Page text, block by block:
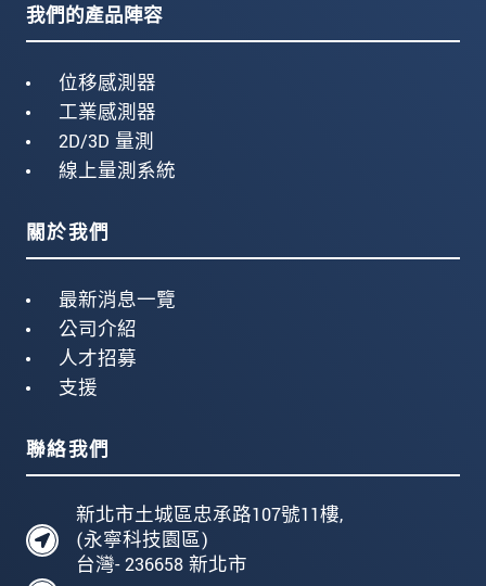
我們的產品陣容
位移感測器
工業感測器
2D/3D 量測
線上量測系統
關於我們
最新消息一覽
公司介紹
人才招募
支援
聯絡我們
新北市土城區忠承路107號11樓,
(永寧科技園區)
台灣- 236658 新北市